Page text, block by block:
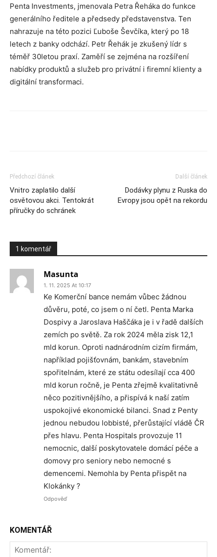
Penta Investments, jmenovala Petra Řeháka do funkce
generálního ředitele a předsedy představenstva. Ten
nahrazuje na této pozici Ľuboše Ševčíka, který po 18
letech z banky odchází. Petr Řehák je zkušený lídr s
téměř 30letou praxí. Zaměří se zejména na rozšíření
nabídky produktů a služeb pro privátní i firemní klienty a
digitální transformaci.
Předchozí článek
Vnitro zaplatilo další
osvětovou akci. Tentokrát
příručky do schránek
Další článek
Dodávky plynu z Ruska do
Evropy jsou opět na rekordu
1 komentář
Masunta
1. 11. 2025 At 10:17
Ke Komerční bance nemám vůbec žádnou
důvěru, poté, co jsem o ní četl. Penta Marka
Dospivy a Jaroslava Haščáka je i v řadě dalších
zemích po světě. Za rok 2024 měla zisk 12,1
mld korun. Oproti nadnárodním cizím firmám,
například pojišťovnám, bankám, stavebním
spořitelnám, které ze státu odesílají cca 400
mld korun ročně, je Penta zřejmě kvalitativně
něco pozitivnějšího, a přispívá k naší zatím
uspokojivé ekonomické bilanci. Snad z Penty
jednou nebudou lobbisté, přerůstající vládě ČR
přes hlavu. Penta Hospitals provozuje 11
nemocnic, další poskytovatele domácí péče a
domovy pro seniory nebo nemocné s
demencemi. Nemohla by Penta přispět na
Klokánky ?
Odpověď
KOMENTÁŘ